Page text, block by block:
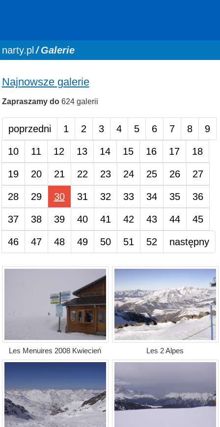
You are here:
narty.pl Galerie
Najnowsze galerie
Zapraszamy do624 galerii
poprzedni 1 2 3 4 5 6 7 8 9
10 11 12 13 14 15 16 17 18
19 20 21 22 23 24 25 26 27
28 29 30 31 32 33 34 35 36
37 38 39 40 41 42 43 44 45
46 47 48 49 50 51 52 następny
Les Menuires 2008 Kwiecień Les 2 Alpes